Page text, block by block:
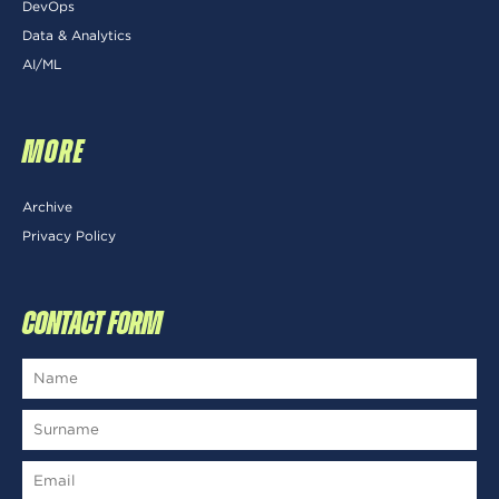
DevOps
Data & Analytics
AI/ML
MORE
Archive
Privacy Policy
CONTACT FORM